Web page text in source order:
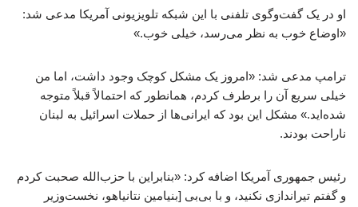
او در یک گفت‌وگوی تلفنی با این شبکه تلویزیونی آمریکا مدعی شد:
«اوضاع خوب به نظر می‌رسد، خیلی خوب.»
ترامپ مدعی شد: «امروز یک مشکل کوچک وجود داشت، اما من
خیلی سریع آن را برطرف کردم، همانطور که احتمالاً قبلاً متوجه
شده‌اید.» مشکل این بود که ایرانی‌ها از حملات اسرائیل به لبنان
ناراحت بودند.
رئیس جمهوری آمریکا اضافه کرد: «بنابراین با حزب‌الله صحبت کردم
و گفتم تیراندازی نکنید، و با بی‌بی [بنیامین نتانیاهو، نخست‌وزیر